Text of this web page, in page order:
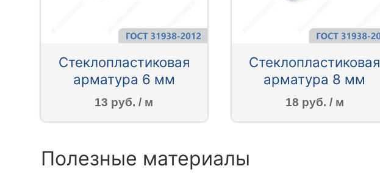
Стеклопластиковая
арматура 6 мм
13 руб. / м
Стеклопластиковая
арматура 8 мм
18 руб. / м
Полезные материалы